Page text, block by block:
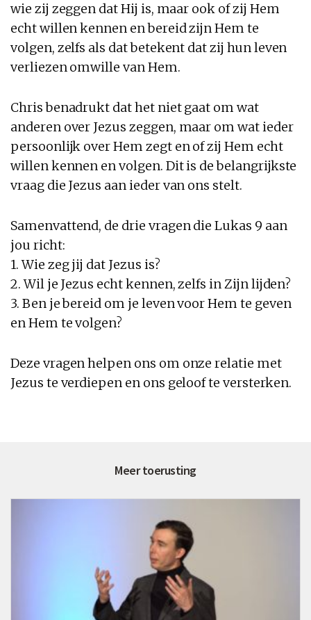
wie zij zeggen dat Hij is, maar ook of zij Hem
echt willen kennen en bereid zijn Hem te
volgen, zelfs als dat betekent dat zij hun leven
verliezen omwille van Hem.
Chris benadrukt dat het niet gaat om wat
anderen over Jezus zeggen, maar om wat ieder
persoonlijk over Hem zegt en of zij Hem echt
willen kennen en volgen. Dit is de belangrijkste
vraag die Jezus aan ieder van ons stelt.
Samenvattend, de drie vragen die Lukas 9 aan
jou richt:
1. Wie zeg jij dat Jezus is?
2. Wil je Jezus echt kennen, zelfs in Zijn lijden?
3. Ben je bereid om je leven voor Hem te geven
en Hem te volgen?
Deze vragen helpen ons om onze relatie met
Jezus te verdiepen en ons geloof te versterken.
Meer toerusting